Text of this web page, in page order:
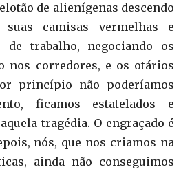
de alienígenas descendo
camisas vermelhas e
de trabalho, negociando os
nos corredores, e os otários
princípio não poderíamos
ficamos estatelados e
tragédia. O engraçado é
nós, que nos criamos na
ainda não conseguimos